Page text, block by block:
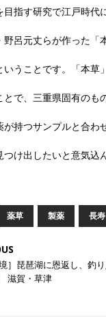
指す研究で江戸時代に
呂元丈らが作った「
うことです。「本草
で、三重県固有のも
持つサンプルと合わ
け出したいと意気込
薬草 製薬 長寿
］琵琶湖に恩返し、釣
滋賀・草津